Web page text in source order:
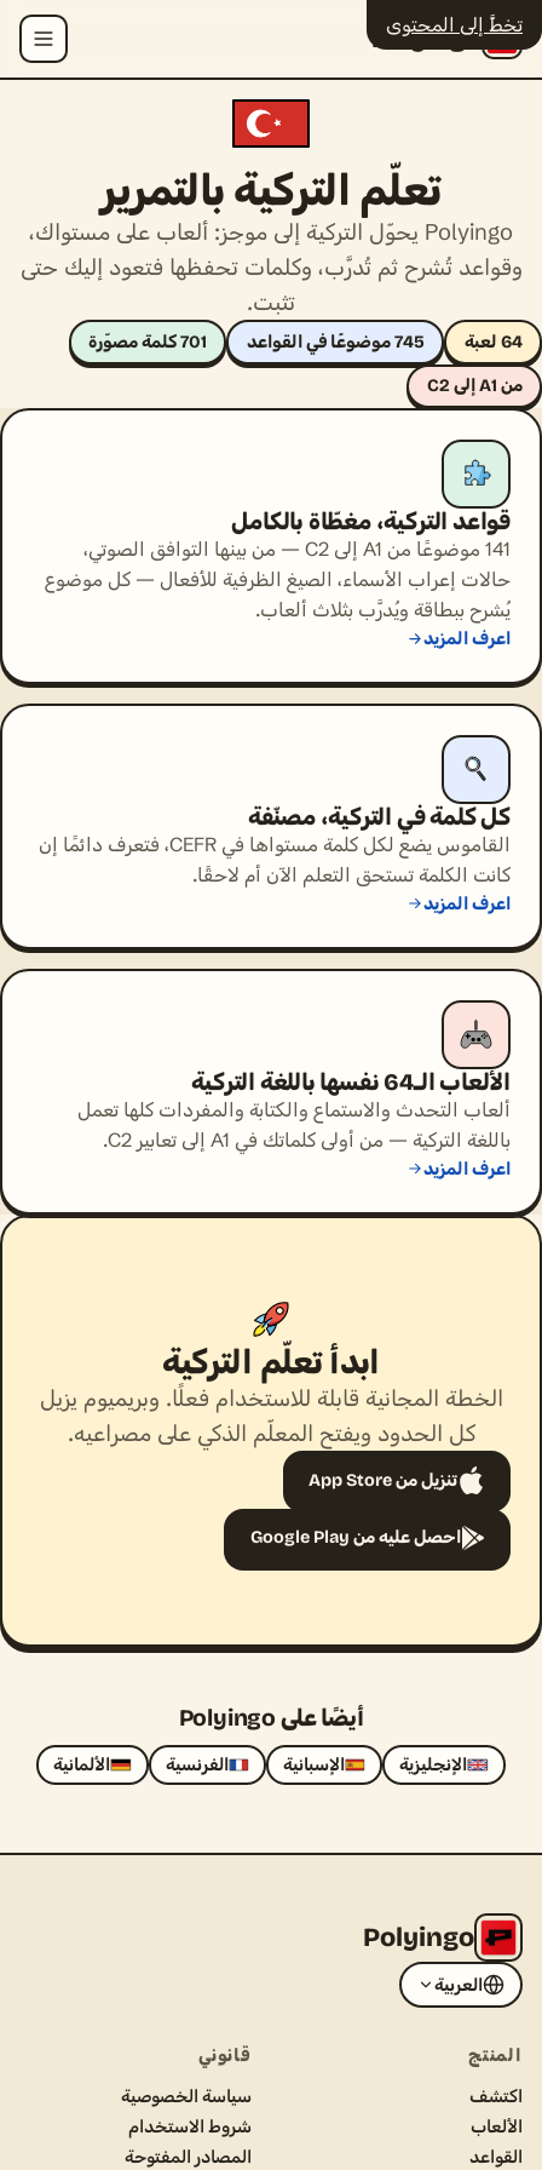
تخطَّ إلى المحتوى
Polyingo القائمة
تعلّم التركية بالتمرير
Polyingo يحوّل التركية إلى موجز: ألعاب على مستواك،
وقواعد تُشرح ثم تُدرَّب، وكلمات تحفظها فتعود إليك حتى
تثبت.
64 لعبة 745 موضوعًا في القواعد 701 كلمة مصوّرة
من A1 إلى C2
قواعد التركية، مغطّاة بالكامل
141 موضوعًا من A1 إلى C2 — من بينها التوافق الصوتي،
حالات إعراب الأسماء، الصيغ الظرفية للأفعال — كل موضوع
يُشرح ببطاقة ويُدرَّب بثلاث ألعاب.
اعرف المزيد
كل كلمة في التركية، مصنّفة
القاموس يضع لكل كلمة مستواها في CEFR، فتعرف دائمًا إن
كانت الكلمة تستحق التعلم الآن أم لاحقًا.
اعرف المزيد
الألعاب الـ64 نفسها باللغة التركية
ألعاب التحدث والاستماع والكتابة والمفردات كلها تعمل
باللغة التركية — من أولى كلماتك في A1 إلى تعابير C2.
اعرف المزيد
ابدأ تعلّم التركية
الخطة المجانية قابلة للاستخدام فعلًا. وبريميوم يزيل
كل الحدود ويفتح المعلّم الذكي على مصراعيه.
تنزيل من App Store
احصل عليه من Google Play
أيضًا على Polyingo
الإنجليزية الإسبانية الفرنسية الألمانية
Polyingo
العربية
المنتج
اكتشف
الألعاب
القواعد
قانوني
سياسة الخصوصية
شروط الاستخدام
المصادر المفتوحة